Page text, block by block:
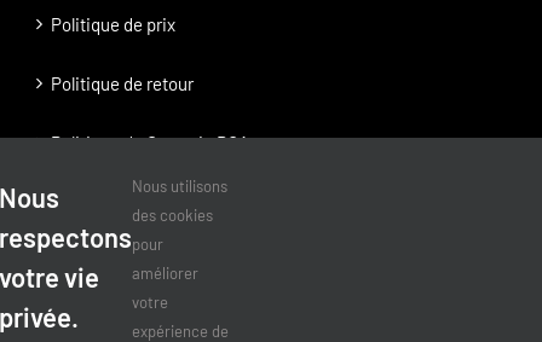
Politique de prix
Politique de retour
Politique de Garantie BOA
Politique de Garantie RatchetFit
Politique de confidentialité
vie
Nous utilisons
des cookies
pour
améliorer
votre
expérience de